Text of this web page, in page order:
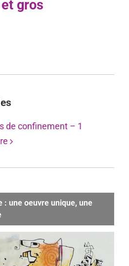
gros
de confinement – 1
: une oeuvre unique, une